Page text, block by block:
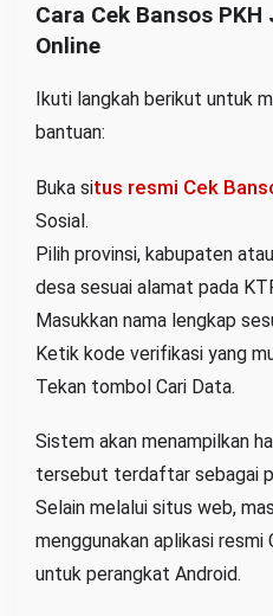
Cara Cek Bansos
Online
Ikuti langkah berikut untuk
bantuan:
Buka situs resmi Cek
Sosial.
Pilih provinsi, kabupaten
desa sesuai alamat pada
Masukkan nama lengkap
Ketik kode verifikasi yang
Tekan tombol Cari Data.
Sistem akan menampilkan
tersebut terdaftar sebagai
Selain melalui situs web,
menggunakan aplikasi
untuk perangkat Android.